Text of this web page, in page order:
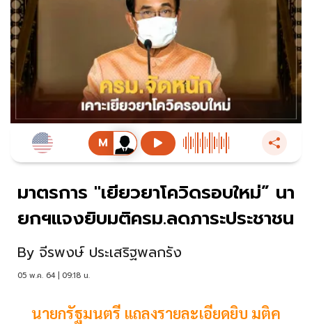
มาตรการ "เยียวยาโควิดรอบใหม่” นา
ยกฯแจงยิบมติครม.ลดภาระประชาชน
By จีรพงษ์ ประเสริฐพลกรัง
05 พ.ค. 64 | 09:18 น.
นายกรัฐมนตรี แถลงรายละเอียดยิบ มติค